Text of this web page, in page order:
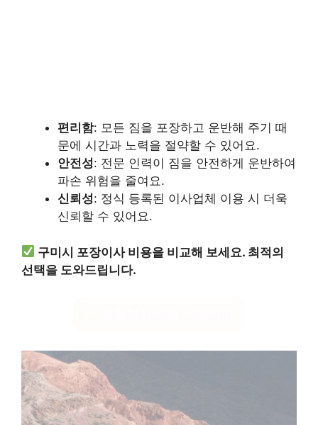
편리함: 모든 짐을 포장하고 운반해 주기 때
문에 시간과 노력을 절약할 수 있어요.
안전성: 전문 인력이 짐을 안전하게 운반하여
파손 위험을 줄여요.
신뢰성: 정식 등록된 이사업체 이용 시 더욱
신뢰할 수 있어요.
구미시 포장이사 비용을 비교해 보세요. 최적의
선택을 도와드립니다.